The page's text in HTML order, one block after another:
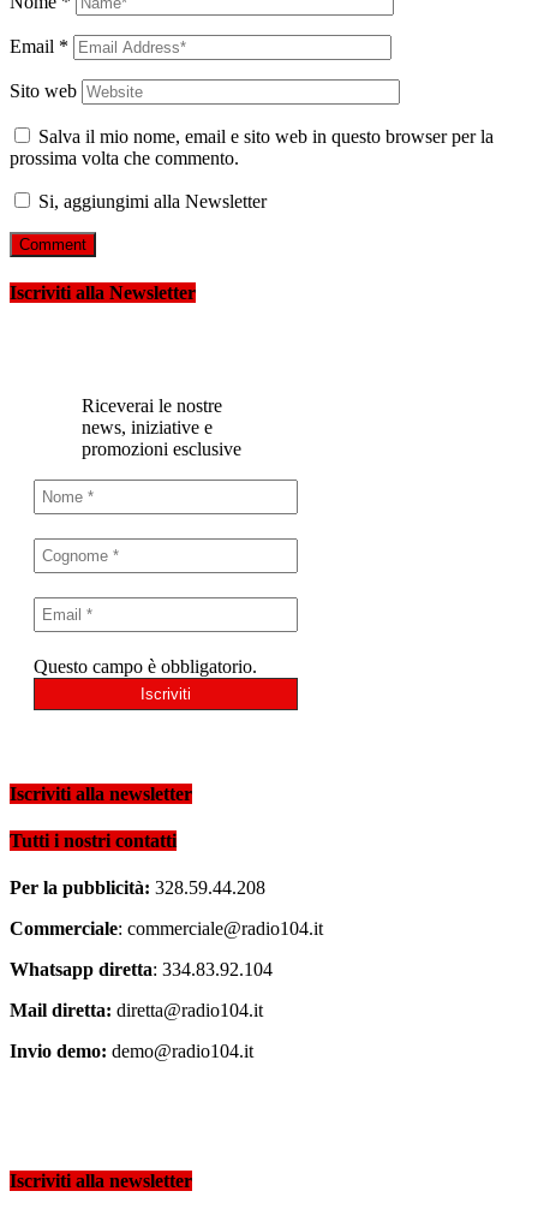
Email *
Sito web
Salva il mio nome, email e sito web in questo browser per la
prossima volta che commento.
Si, aggiungimi alla Newsletter
Iscriviti alla Newsletter
Riceverai le nostre
news, iniziative e
promozioni esclusive
Questo campo è obbligatorio.
Iscriviti alla newsletter
Tutti i nostri contatti
Per la pubblicità: 328.59.44.208
Commerciale: commerciale@radio104.it
Whatsapp diretta: 334.83.92.104
Mail diretta: diretta@radio104.it
Invio demo: demo@radio104.it
Iscriviti alla newsletter